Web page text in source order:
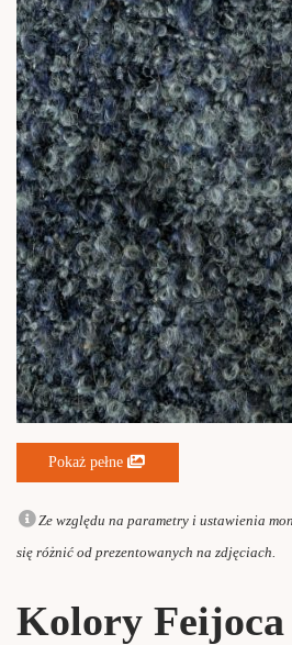
Pokaż pełne
Ze względu na parametry i ustawienia
się różnić od prezentowanych na zdjęciach.
Kolory Feijoca